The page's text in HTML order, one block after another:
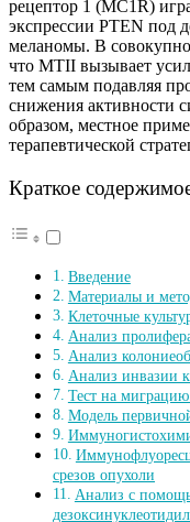
рецептор 1 (MC1R)
экспрессии PTEN под
меланомы. В
что MTII вызывает
тем самым подавляя
снижения активности
образом, местное
терапевтической
Краткое
Введение
Материалы и
Клеточные
Анализ
Анализ
Анализ инвазии
Тест на
Модель
срезов опухоли
Анализ с